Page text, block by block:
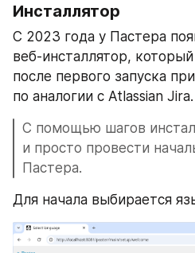
Инсталлятор
С 2023 года у Пастера
веб-инсталлятор, который
после первого запуска
по аналогии с Atlassian Jira.
С помощью шагов
и просто провести
Пастера.
Для начала выбирается